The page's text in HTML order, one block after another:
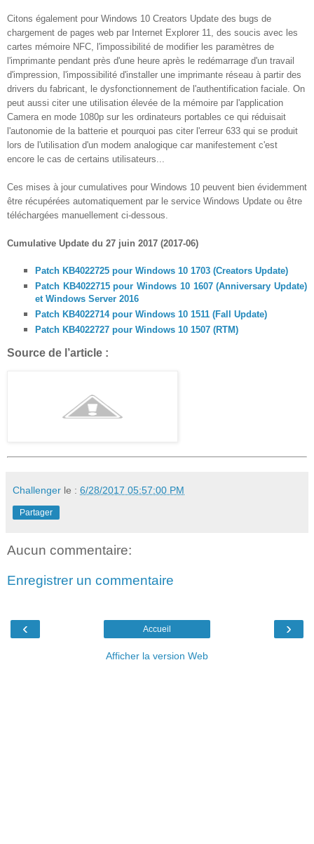
Citons également pour Windows 10 Creators Update des bugs de
chargement de pages web par Internet Explorer 11, des soucis avec les
cartes mémoire NFC, l'impossibilité de modifier les paramètres de
l'imprimante pendant près d'une heure après le redémarrage d'un travail
d'impression, l'impossibilité d'installer une imprimante réseau à partir des
drivers du fabricant, le dysfonctionnement de l'authentification faciale. On
peut aussi citer une utilisation élevée de la mémoire par l'application
Camera en mode 1080p sur les ordinateurs portables ce qui réduisait
l'autonomie de la batterie et pourquoi pas citer l'erreur 633 qui se produit
lors de l'utilisation d'un modem analogique car manifestement c'est
encore le cas de certains utilisateurs...
Ces mises à jour cumulatives pour Windows 10 peuvent bien évidemment
être récupérées automatiquement par le service Windows Update ou être
téléchargées manuellement ci-dessous.
Cumulative Update du 27 juin 2017 (2017-06)
Patch KB4022725 pour Windows 10 1703 (Creators Update)
Patch KB4022715 pour Windows 10 1607 (Anniversary Update)
et Windows Server 2016
Patch KB4022714 pour Windows 10 1511 (Fall Update)
Patch KB4022727 pour Windows 10 1507 (RTM)
Source de l’article :
Challenger le : 6/28/2017 05:57:00 PM
Partager
Aucun commentaire:
Enregistrer un commentaire
‹ ›
Accueil
Afficher la version Web